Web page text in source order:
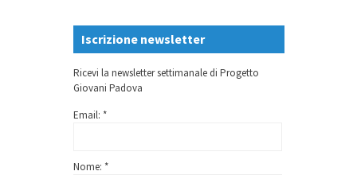
Iscrizione newsletter
Ricevi la newsletter settimanale di Progetto
Giovani Padova
Email: *
Nome: *